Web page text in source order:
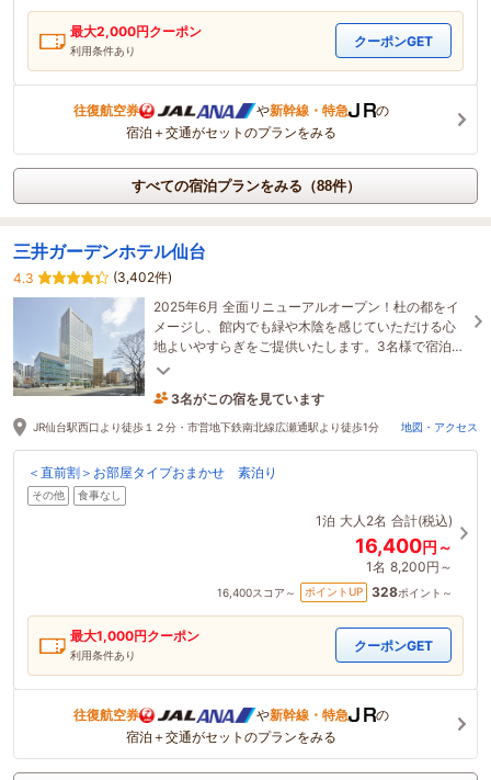
最大2,000円クーポン
利用条件あり
クーポンGET
往復航空券 や新幹線・特急
の
宿泊＋交通がセットのプランをみる
すべての宿泊プランをみる（88件）
三井ガーデンホテル仙台
4.3
(3,402件)
2025年6月 全面リニューアルオープン！杜の都をイ
メージし、館内でも緑や木陰を感じていただける心
地よいやすらぎをご提供いたします。3名様で宿泊で
きる客室も多くファミリーでのご利用にもお勧め。
3名がこの宿を見ています
1時間前に予約されました
JR仙台駅西口より徒歩１２分・市営地下鉄南北線広瀬通駅より徒歩1分 地図・アクセス
＜直前割＞お部屋タイプおまかせ 素泊り
その他 食事なし
1泊 大人2名 合計(税込)
16,400円～
1名 8,200円～
16,400スコア～ ポイントUP 328ポイント～
最大1,000円クーポン
利用条件あり
クーポンGET
往復航空券 や新幹線・特急
の
宿泊＋交通がセットのプランをみる